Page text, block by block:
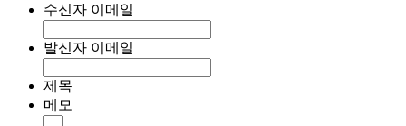
수신자 이메일
발신자 이메일
제목
메모